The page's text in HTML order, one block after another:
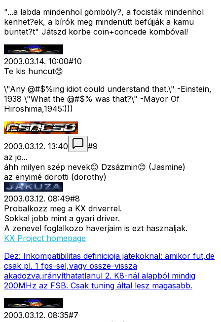
"...a labda mindenhol gömböly?, a focisták mindenhol
kenhet?ek, a bírók meg mindenütt befújják a kamu
büntet?t" Játszd körbe coin+concede kombóval!
2003.03.14. 10:00#10
Te kis huncut😊
\"Any @#$%ing idiot could understand that.\" -Einstein,
1938 \"What the @#$% was that?\" -Mayor Of
Hiroshima,1945:)))
2003.03.12. 13:40 #9
az jo...
áhh milyen szép nevek😊 Dzsázmin😊 (Jasmine)
az enyimé dorotti (dorothy)
2003.03.12. 08:49#8
Probalkozz meg a KX driverrel.
Sokkal jobb mint a gyari driver.
A zenevel foglalkozo haverjaim is ezt hasznaljak.
KX Project homepage
Dez: Inkompatibilitas definicioja jatekoknal: amikor fut,de
csak pl. 1 fps-sel,vagy össze-vissza
akadozva,irányíthatatlanul 2. K8-nál alapból mindig
200MHz az FSB. Csak tuning által lesz magasabb.
2003.03.12. 08:35#7